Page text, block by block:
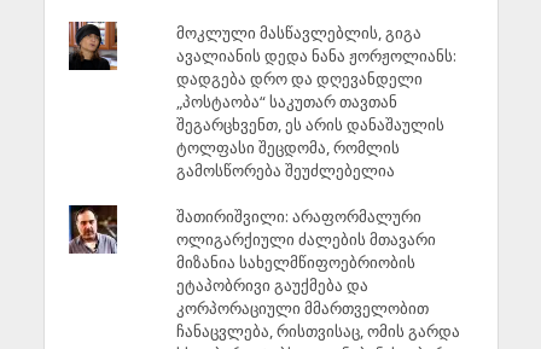
მოკლული მასწავლებლის, გიგა
ავალიანის დედა ნანა ჟორჟოლიანს:
დადგება დრო და დღევანდელი
„პოსტაობა“ საკუთარ თავთან
შეგარცხვენთ, ეს არის დანაშაულის
ტოლფასი შეცდომა, რომლის
გამოსწორება შეუძლებელია
შათირიშვილი: არაფორმალური
ოლიგარქიული ძალების მთავარი
მიზანია სახელმწიფოებრიობის
ეტაპობრივი გაუქმება და
კორპორაციული მმართველობით
ჩანაცვლება, რისთვისაც, ომის გარდა